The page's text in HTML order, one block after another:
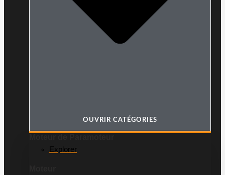
OUVRIR CATÉGORIES
Explorer